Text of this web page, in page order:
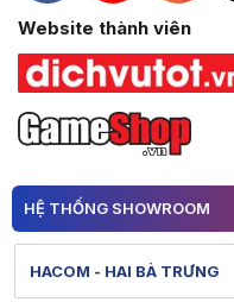
Website thành viên
HỆ THỐNG SHOWROOM
HACOM - HAI BÀ TRƯNG